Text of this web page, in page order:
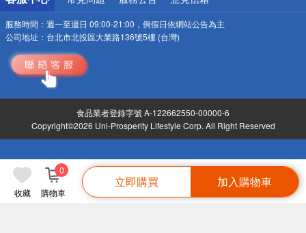
收藏 購物車
0
立即購買 加入購物車
服務時間： 週一至週日 09:00-21:00，例假日依網站公告為主
公司地址： 台北市北投區大業路136號5樓 (台灣)
食品業者登錄字號 A-122662550-00000-6
Copyright©2026 Uni-Prosperity Lifestyle Corp. All Right Reserved